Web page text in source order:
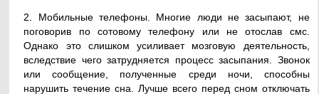
2. Мобильные телефоны. Многие люди не засыпают, не
поговорив по сотовому телефону или не отослав смс.
Однако это слишком усиливает мозговую деятельность,
вследствие чего затрудняется процесс засыпания. Звонок
или сообщение, полученные среди ночи, способны
нарушить течение сна. Лучше всего перед сном отключать